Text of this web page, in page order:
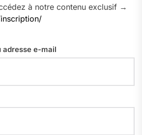
à notre contenu exclusif →
adresse e-mail